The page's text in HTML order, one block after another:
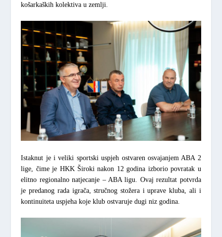
košarkaških kolektiva u zemlji.
Istaknut je i veliki sportski uspjeh ostvaren osvajanjem ABA 2
lige, čime je HKK Široki nakon 12 godina izborio povratak u
elitno regionalno natjecanje – ABA ligu. Ovaj rezultat potvrda
je predanog rada igrača, stručnog stožera i uprave kluba, ali i
kontinuiteta uspjeha koje klub ostvaruje dugi niz godina.